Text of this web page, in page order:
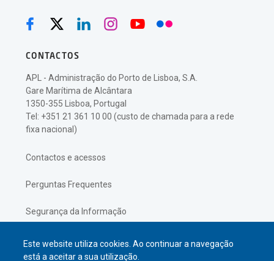
Este website utiliza cookies. Ao continuar a navegação
está a aceitar a sua utilização.
CONTACTOS
APL - Administração do Porto de Lisboa, S.A.
Gare Marítima de Alcântara
1350-355 Lisboa, Portugal
Tel: +351 21 361 10 00 (custo de chamada para a rede
fixa nacional)
Contactos e acessos
Perguntas Frequentes
Segurança da Informação
Política de Privacidade